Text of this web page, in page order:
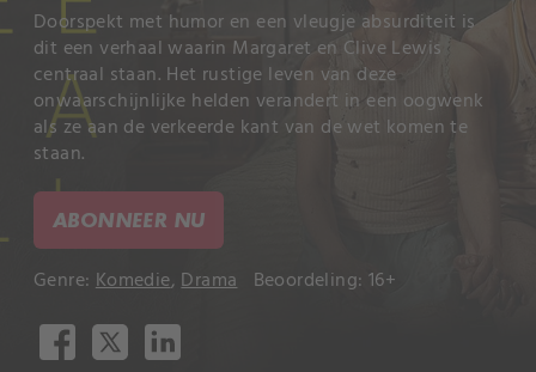
Doorspekt met humor en een vleugje absurditeit is
dit een verhaal waarin Margaret en Clive Lewis
centraal staan. Het rustige leven van deze
onwaarschijnlijke helden verandert in een oogwenk
als ze aan de verkeerde kant van de wet komen te
staan.
ABONNEER NU
Genre: Komedie,Drama Beoordeling: 16+